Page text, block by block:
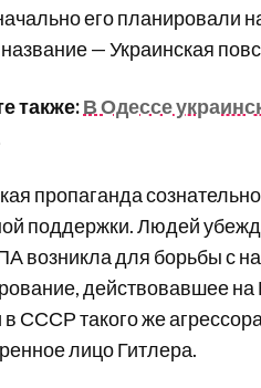
его планировали
— Украинская
также:В Одессе
пропаганда
поддержки. Людей
возникла для борьбы с
действовавшее
в СССР такого же
лицо Гитлера.